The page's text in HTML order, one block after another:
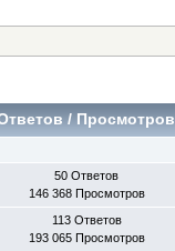
/Просмотров
50 Ответов
146 368 Просмотров
113 Ответов
193 065 Просмотров